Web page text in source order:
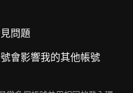
問題
會影響我的其他帳號